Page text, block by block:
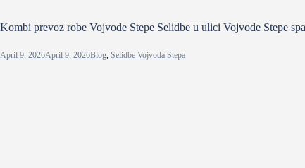
Kombi prevoz robe Vojvode Stepe Selidbe u ulici Vojvode Stepe
April 9, 2026April 9, 2026Blog Selidbe Vojvoda Stepa